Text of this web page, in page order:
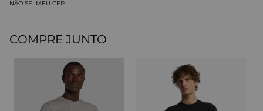
NÃO SEI MEU CEP
COMPRE JUNTO